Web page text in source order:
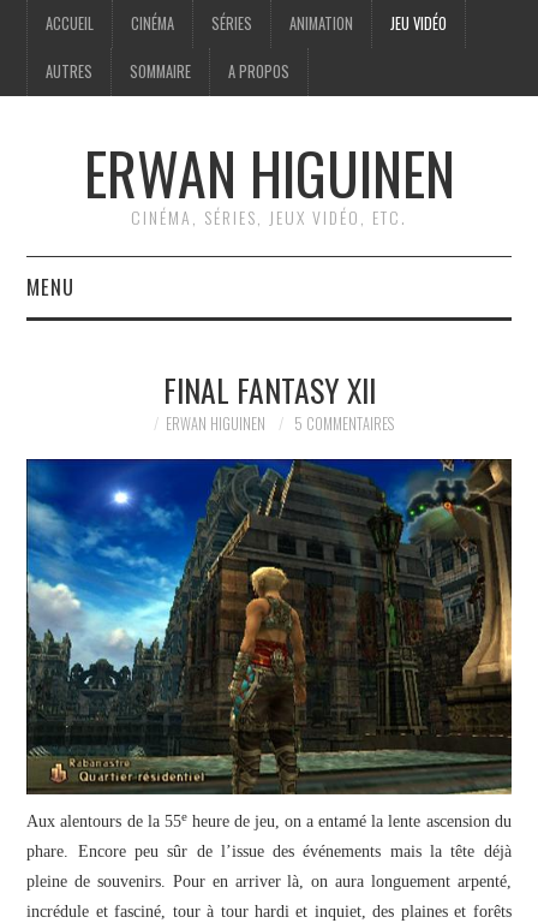
ACCUEIL CINÉMA SÉRIES ANIMATION JEU VIDÉO
AUTRES SOMMAIRE A PROPOS
ERWAN HIGUINEN
CINÉMA, SÉRIES, JEUX VIDÉO, ETC.
MENU
SÉRIES
ANIMATION
JEU VIDÉO
AUTRES
SOMMAIRE
A PROPOS
FINAL FANTASY XII
ERWAN HIGUINEN 5 COMMENTAIRES
Aux alentours de la 55eheure de jeu, on a entamé la lente ascension du
phare. Encore peu sûr de l’issue des événements mais la tête déjà
pleine de souvenirs. Pour en arriver là, on aura longuement arpenté,
incrédule et fasciné, tour à tour hardi et inquiet, des plaines et forêts